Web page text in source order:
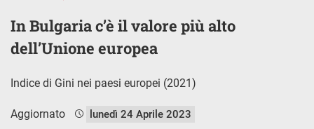
In Bulgaria c’è il valore più alto
dell’Unione europea
Indice di Gini nei paesi europei (2021)
Aggiornato lunedì 24 Aprile 2023